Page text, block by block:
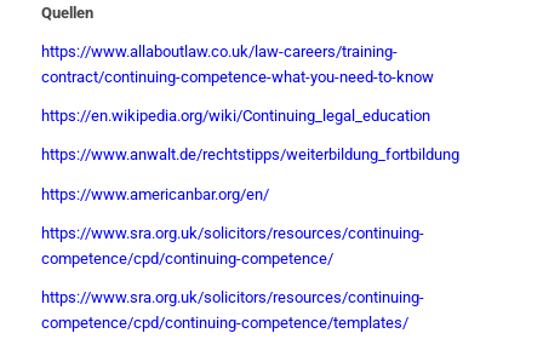
Quellen
https://www.allaboutlaw.co.uk/law-careers/training-
contract/continuing-competence-what-you-need-to-know
https://en.wikipedia.org/wiki/Continuing_legal_education
https://www.anwalt.de/rechtstipps/weiterbildung_fortbildung
https://www.americanbar.org/en/
https://www.sra.org.uk/solicitors/resources/continuing-
competence/cpd/continuing-competence/
https://www.sra.org.uk/solicitors/resources/continuing-
competence/cpd/continuing-competence/templates/